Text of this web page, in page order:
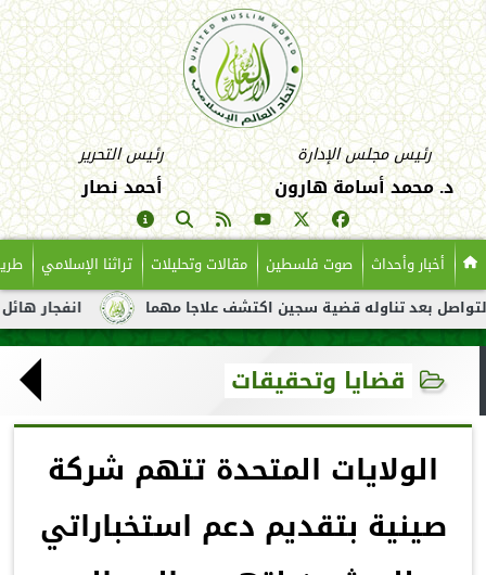
رئيس مجلس الإدارة
د. محمد أسامة هارون
رئيس التحرير
أحمد نصار
أخبار وأحداث صوت فلسطين مقالات وتحليلات تراثنا الإسلامي
انفجار هائل لناقلة نفط قضية سجين اكتشف علاجا مهما
قضايا وتحقيقات
الولايات المتحدة تتهم شركة
صينية بتقديم دعم استخباراتي